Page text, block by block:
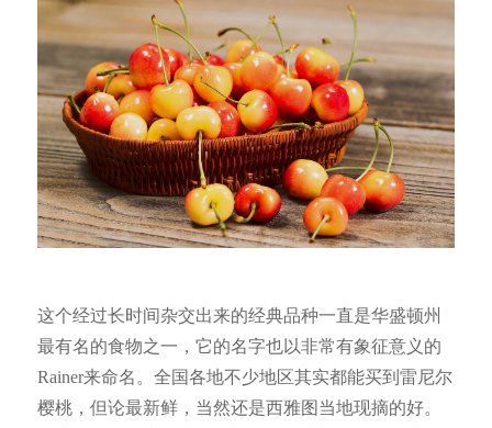
这个经过长时间杂交出来的经典品种一直是华盛顿州
最有名的食物之一，它的名字也以非常有象征意义的
Rainer来命名。全国各地不少地区其实都能买到雷尼尔
樱桃，但论最新鲜，当然还是西雅图当地现摘的好。